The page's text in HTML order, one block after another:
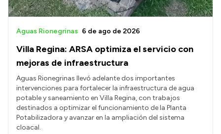
Compras y licitaciones
Consulta de expedientes
Convocatorias
Intranet
Login
Villa Regina: ARSA optimiza el servicio con
mejoras de infraestructura
Aguas Rionegrinas 6 de ago de 2026
Aguas Rionegrinas llevó adelante dos importantes
intervenciones para fortalecer la infraestructura de agua
potable y saneamiento en Villa Regina, con trabajos
destinados a optimizar el funcionamiento de la Planta
Potabilizadora y avanzar en la ampliación del sistema
cloacal.